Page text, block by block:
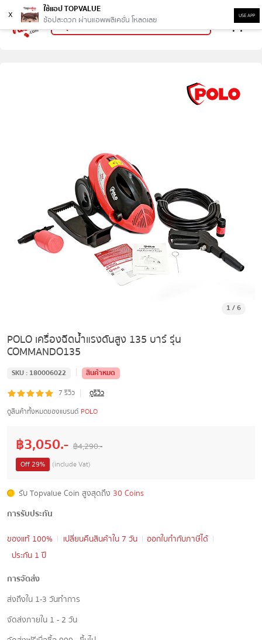
x
ใช้แอป TOPVALUE
ช้อปสะดวก ผ่านแอพพลิเคชั่น โหลดเลย
USE APP
1 /6
POLO เครื่องฉีดน้ำแรงดันสูง 135 บาร์ รุ่น
COMMANDO135
SKU : 180006022 |
สินค้าหมด
7 รีวิว |
ดูรีวิว
ดูสินค้าทั้งหมดของแบรนด์ POLO
฿3,050.- ฿4,290.-
Off29% (include Vat)
รับ Topvalue Coin สูงสุดถึง 30 Coins
การรับประกัน
ของแท้ 100%
เปลี่ยนคืนสินค้าใน 7 วัน
ออกใบกำกับภาษีได้
ประกัน 1 ปี
การจัดส่ง
ส่งถึงใน 1-3 วันทำการ
จัดส่งภายใน 1 - 2 วัน